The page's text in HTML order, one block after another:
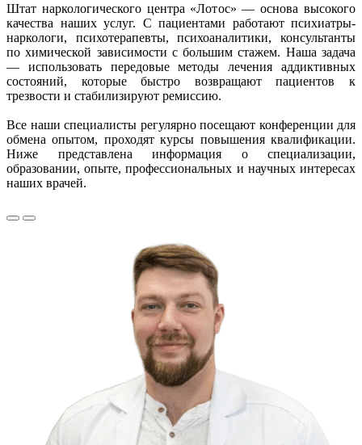
Штат наркологического центра «Лотос» — основа высокого
качества наших услуг. С пациентами работают психиатры-
наркологи, психотерапевты, психоаналитики, консультанты
по химической зависимости с большим стажем. Наша задача
— использовать передовые методы лечения аддиктивных
состояний, которые быстро возвращают пациентов к
трезвости и стабилизируют ремиссию.
Все наши специалисты регулярно посещают конференции для
обмена опытом, проходят курсы повышения квалификации.
Ниже представлена информация о специализации,
образовании, опыте, профессиональных и научных интересах
наших врачей.